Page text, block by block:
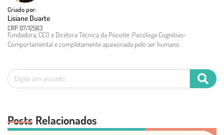
Criado por:
Lisiane Duarte
CRP 07/12563
Fundadora, CEO e Diretora Técnica da Psicotér, Psicóloga Cognitivo-
Comportamental e completamente apaixonada pelo ser humano.
Posts Relacionados